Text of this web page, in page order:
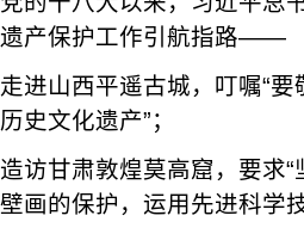
遗产保护工作引航指路——
走进山西平遥古城，叮嘱“
历史文化遗产”；
造访甘肃敦煌莫高窟，要求
壁画的保护，运用先进科学